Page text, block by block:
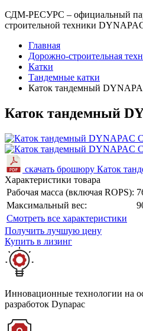
СДМ-РЕСУРС – официальный
строительной техники
Главная
Дорожно-строительная
Катки
Тандемные катки
Каток тандемный
Каток тандемный
скачать брошюру Каток
Характеристики товара
Рабочая масса (включая ROPS):
Максимальный вес:
Cмотреть все характеристики
Получить лучшую цену
Купить в лизинг
Инновационные технологии на
разработок Dynapac